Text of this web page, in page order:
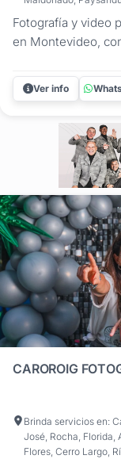
Fotografía y video
en Montevideo,
marca o generar
Adolfo Blanco
Ver info
CAROROIG
Brinda servicios en:
José, Rocha, Florida,
Flores, Cerro Largo,